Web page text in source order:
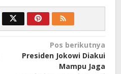
Pos berikutnya
Presiden Jokowi Diakui
Mampu Jaga